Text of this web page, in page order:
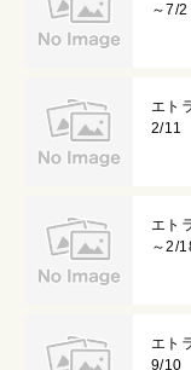
～7/2
エト
2/11
エト
～2/
エト
9/10